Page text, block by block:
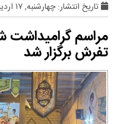
تاریخ انتشار:چهارشنبه, ۱۷ اردیبهشت ۱۴۰۴ ساعت:10:18
مراسم گرامیداشت
تفرش برگزار شد